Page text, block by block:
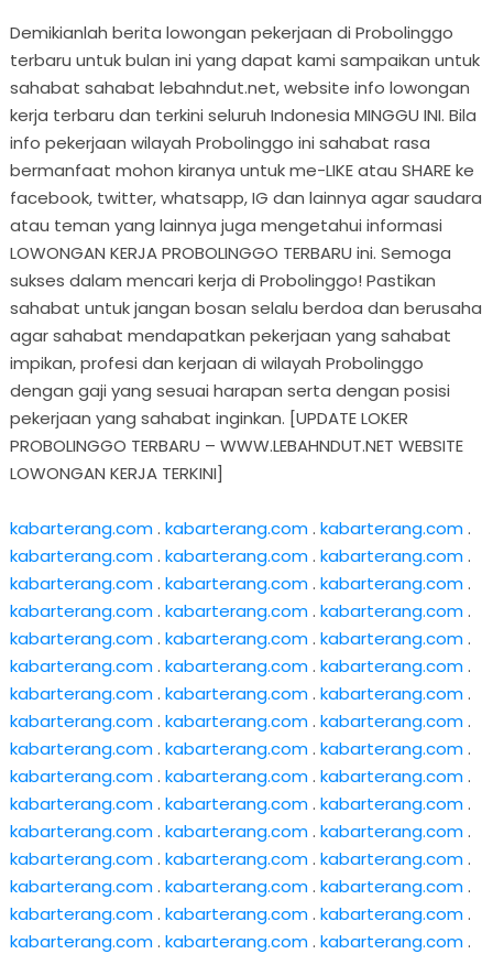
Demikianlah berita lowongan pekerjaan di Probolinggo
terbaru untuk bulan ini yang dapat kami sampaikan untuk
sahabat sahabat lebahndut.net, website info lowongan
kerja terbaru dan terkini seluruh Indonesia MINGGU INI. Bila
info pekerjaan wilayah Probolinggo ini sahabat rasa
bermanfaat mohon kiranya untuk me-LIKE atau SHARE ke
facebook, twitter, whatsapp, IG dan lainnya agar saudara
atau teman yang lainnya juga mengetahui informasi
LOWONGAN KERJA PROBOLINGGO TERBARU ini. Semoga
sukses dalam mencari kerja di Probolinggo! Pastikan
sahabat untuk jangan bosan selalu berdoa dan berusaha
agar sahabat mendapatkan pekerjaan yang sahabat
impikan, profesi dan kerjaan di wilayah Probolinggo
dengan gaji yang sesuai harapan serta dengan posisi
pekerjaan yang sahabat inginkan. [UPDATE LOKER
PROBOLINGGO TERBARU – WWW.LEBAHNDUT.NET WEBSITE
LOWONGAN KERJA TERKINI]
kabarterang.com. kabarterang.com. kabarterang.com.
kabarterang.com. kabarterang.com. kabarterang.com.
kabarterang.com. kabarterang.com. kabarterang.com.
kabarterang.com. kabarterang.com. kabarterang.com.
kabarterang.com. kabarterang.com. kabarterang.com.
kabarterang.com. kabarterang.com. kabarterang.com.
kabarterang.com. kabarterang.com. kabarterang.com.
kabarterang.com. kabarterang.com. kabarterang.com.
kabarterang.com. kabarterang.com. kabarterang.com.
kabarterang.com. kabarterang.com. kabarterang.com.
kabarterang.com. kabarterang.com. kabarterang.com.
kabarterang.com. kabarterang.com. kabarterang.com.
kabarterang.com. kabarterang.com. kabarterang.com.
kabarterang.com. kabarterang.com. kabarterang.com.
kabarterang.com. kabarterang.com. kabarterang.com.
kabarterang.com. kabarterang.com. kabarterang.com.